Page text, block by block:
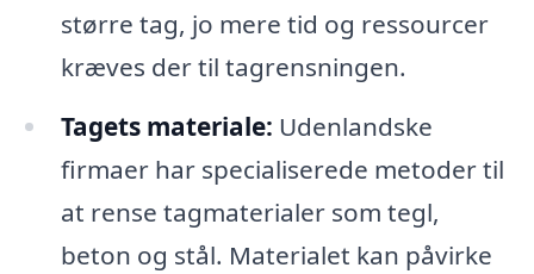
større tag, jo mere tid og ressourcer
kræves der til tagrensningen.
Tagets materiale: Udenlandske
firmaer har specialiserede metoder til
at rense tagmaterialer som tegl,
beton og stål. Materialet kan påvirke